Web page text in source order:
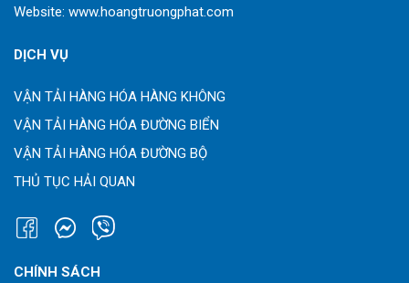
Website: www.hoangtruongphat.com
DỊCH VỤ
VẬN TẢI HÀNG HÓA HÀNG KHÔNG
VẬN TẢI HÀNG HÓA ĐƯỜNG BIỂN
VẬN TẢI HÀNG HÓA ĐƯỜNG BỘ
THỦ TỤC HẢI QUAN
CHÍNH SÁCH